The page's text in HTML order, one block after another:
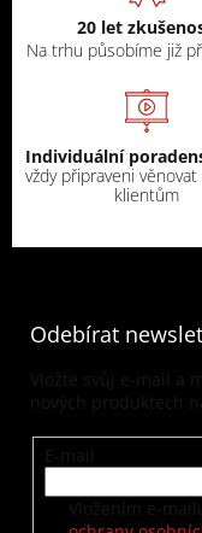
20 let
Na trhu působíme již
Individuální
vždy připraveni
klientům
Odebírat
Vložte svůj e-mail a
nových produktech
E-mail
Vložením e-